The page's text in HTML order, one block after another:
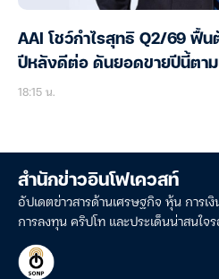
AAI โชว์กำไรสุทธิ Q2/69 ฟื้น
ปีหลังดีต่อ ดันยอดขายปีนี้ตาม
18:15 น.
สำนักข่าวอินโฟเควสท์
อัปเดตข่าวสารด้านเศรษฐกิจ หุ้น การเ
การลงทุน คริปโท และประเด็นน่าสนใจ